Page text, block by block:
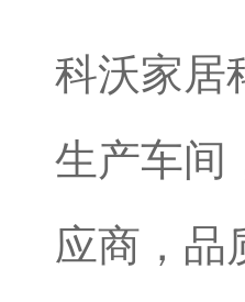
科沃家居
生产车间
应商，品